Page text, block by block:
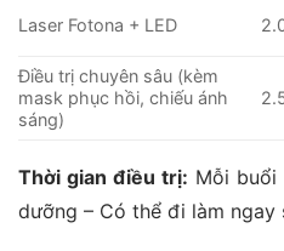
Laser Fotona + LED
Điều trị chuyên sâu (kèm
mask phục hồi, chiếu ánh
sáng)
Thời gian điều trị: Mỗi buổi
dưỡng – Có thể đi làm ngay